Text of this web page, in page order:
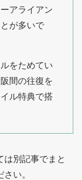
アライアン
が多いで
をためてい
間の往復を
ル特典で搭
は別記事でまと
い。